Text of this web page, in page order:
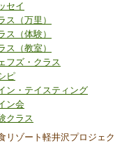
セイ
ス（万里）
ス（体験）
ス（教室）
フズ・クラス
ピ
ン・テイスティング
ン会
クラス
リゾート軽井沢プロジェク